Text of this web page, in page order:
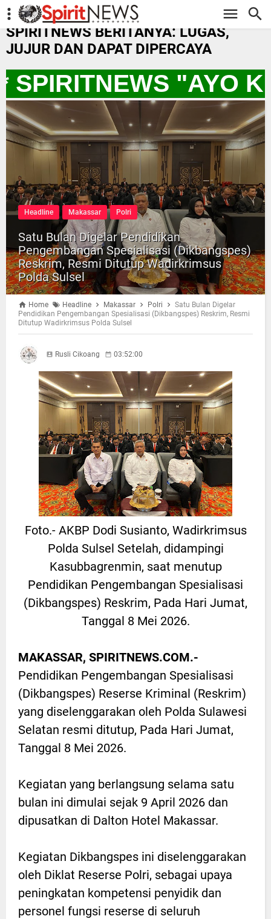
-->
SPIRITNEWS BERITANYA: LUGAS,
JUJUR DAN DAPAT DIPERCAYA
"AYO
Headline Makassar Polri
Satu Bulan Digelar Pendidikan
Pengembangan Spesialisasi (Dikbangspes)
Reskrim, Resmi Ditutup Wadirkrimsus
Polda Sulsel
Home Headline Makassar Polri
Satu Bulan Digelar
Pendidikan Pengembangan Spesialisasi (Dikbangspes) Reskrim, Resmi
Ditutup Wadirkrimsus Polda Sulsel
Rusli Cikoang 03:52:00
Foto.- AKBP Dodi Susianto, Wadirkrimsus
Polda Sulsel Setelah, didampingi
Kasubbagrenmin, saat menutup
Pendidikan Pengembangan Spesialisasi
(Dikbangspes) Reskrim, Pada Hari Jumat,
Tanggal 8 Mei 2026.
MAKASSAR, SPIRITNEWS.COM.-
Pendidikan Pengembangan Spesialisasi
(Dikbangspes) Reserse Kriminal (Reskrim)
yang diselenggarakan oleh Polda Sulawesi
Selatan resmi ditutup, Pada Hari Jumat,
Tanggal 8 Mei 2026.
Kegiatan yang berlangsung selama satu
bulan ini dimulai sejak 9 April 2026 dan
dipusatkan di Dalton Hotel Makassar.
Kegiatan Dikbangspes ini diselenggarakan
oleh Diklat Reserse Polri, sebagai upaya
peningkatan kompetensi penyidik dan
personel fungsi reserse di seluruh